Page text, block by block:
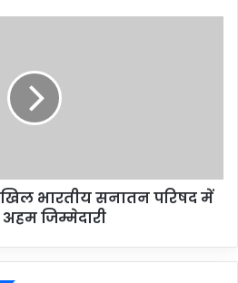
भारतीय सनातन परिषद में
जिम्मेदारी